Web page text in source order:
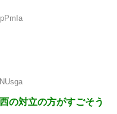
の対立の方がすごそう